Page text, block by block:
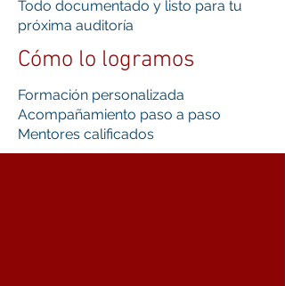
Todo documentado y listo para tu
próxima auditoría
Cómo lo logramos
Formación personalizada
Acompañamiento paso a paso
Mentores calificados